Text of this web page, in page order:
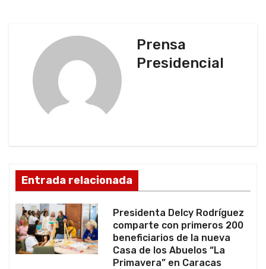
n
d
e
e
Prensa
Presidencial
Entrada relacionada
Presidenta Delcy Rodríguez
comparte con primeros 200
beneficiarios de la nueva
Casa de los Abuelos “La
Primavera” en Caracas